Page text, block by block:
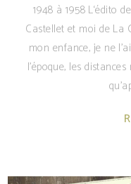
1948 à 1958 L‘édito
Castellet et moi de La
mon enfance, je ne
l’époque, les